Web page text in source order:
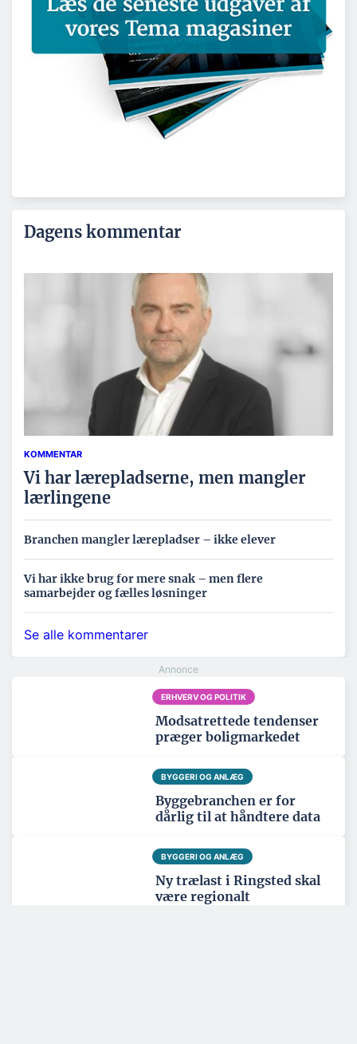
Dagens kommentar
KOMMENTAR
Vi har lærepladserne, men mangler
lærlingene
Branchen mangler lærepladser – ikke elever
Vi har ikke brug for mere snak – men flere
samarbejder og fælles løsninger
Se alle kommentarer
ERHVERV OG POLITIK
Modsatrettede tendenser
præger boligmarkedet
BYGGERI OG ANLÆG
Byggebranchen er for
dårlig til at håndtere data
BYGGERI OG ANLÆG
Ny trælast i Ringsted skal
være regionalt